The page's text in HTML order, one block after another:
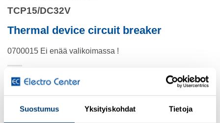
Suostumus Yksityiskohdat Tietoja
TCP15/DC32V
Thermal device circuit breaker
0700015 Ei enää valikoimassa !
Kirjaudu sisään nähdäksesi hinnat ja käyttääksesi